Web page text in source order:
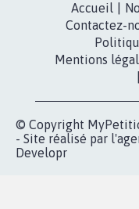
Accueil
Contactez-
Mentions
© Copyright
- Site réalisé par
Developr